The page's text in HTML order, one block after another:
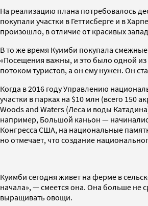
На реализацию плана потребовалось
покупали участки в Геттисберге и в
произошло, в отличие от красивых
В то же время Куимби покупала
«Посещения важны, и это было одной
потоком туристов, а он ему нужен. Он
Когда в 2016 году Управлению
участки в парках на $10 млн (всего 150
Woods and Waters (Леса и воды
например, Большой каньон —
Конгресса США, на национальные
но отмечает, что создание
Куимби сегодня живет на ферме в
начала», — смеется она. Она больше не
выращивать овощи.